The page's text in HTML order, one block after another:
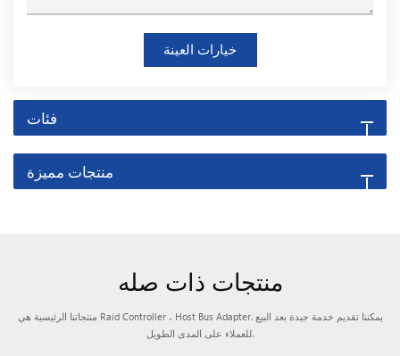
خيارات العينة
فئات
منتجات مميزة
منتجات ذات صله
منتجاتنا الرئيسية هي Raid Controller ، Host Bus Adapter. يمكننا تقديم خدمة جيدة بعد البيع
للعملاء على المدى الطويل.